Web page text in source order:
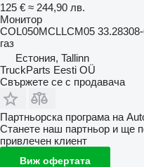
125 € ≈ 244,90 лв.
Монитор
COL050MCLLCM05
газ
Естония, Tallinn
TruckParts Eesti OÜ
Свържете се с продавача
Партньорска програма на
Станете наш партньор и ще
привлечен клиент
Виж офертата